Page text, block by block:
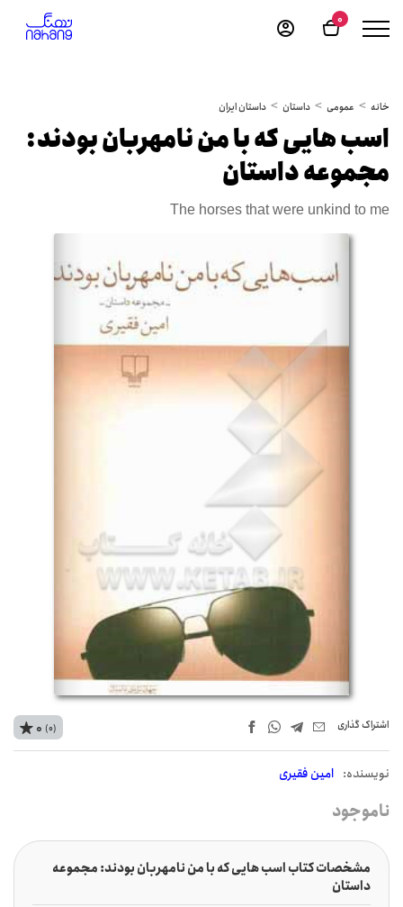
0
خانه عمومی داستان داستان ایران
اسب هایی که با من نامهربان بودند:
مجموعه داستان
The horses that were unkind to me
اشتراک‌ گذاری
نويسنده: امین فقیری
0 (0)
ناموجود
مشخصات کتاب اسب هایی که با من نامهربان بودند: مجموعه
داستان